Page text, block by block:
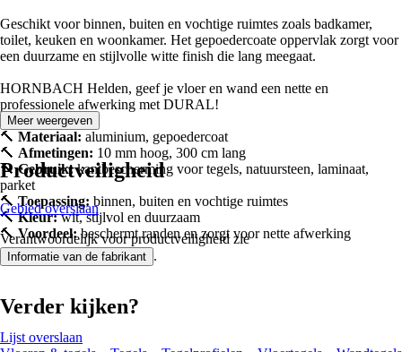
Geschikt voor binnen, buiten en vochtige ruimtes zoals badkamer,
toilet, keuken en woonkamer. Het gepoedercoate oppervlak zorgt voor
een duurzame en stijlvolle witte finish die lang meegaat.
HORNBACH Helden, geef je vloer en wand een nette en
professionele afwerking met DURAL!
🔨 Materiaal: aluminium, gepoedercoat
🔨 Afmetingen: 10 mm hoog, 300 cm lang
🔨Gebruik:kantbescherming voor tegels, natuursteen, laminaat,
parket
🔨Toepassing: binnen, buiten en vochtige ruimtes
🔨Kleur:wit, stijlvol en duurzaam
🔨Voordeel:beschermt randen en zorgt voor nette afwerking
Meer weergeven
Productveiligheid
Gebied overslaan
Verantwoordelijk voor productveiligheid zie
Informatie van de fabrikant .
Verder kijken?
Lijst overslaan